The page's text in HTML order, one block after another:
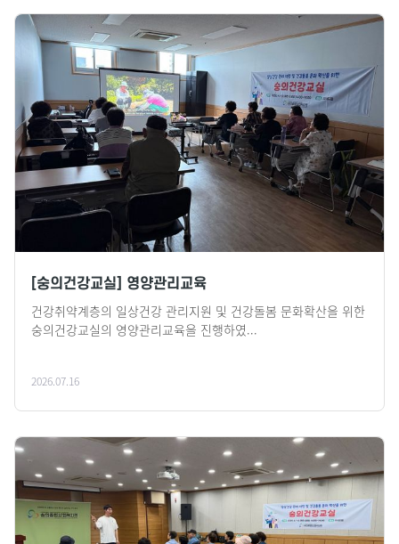
[숭의건강교실] 영양관리교육
건강취약계층의 일상건강 관리지원 및 건강돌봄 문화확산을 위한
숭의건강교실의 영양관리교육을 진행하였...
2026.07.16